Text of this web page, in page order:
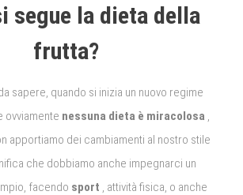
segue la dieta della
frutta?
sapere, quando si inizia un nuovo regime
ovviamente nessuna dieta è miracolosa ,
apportiamo dei cambiamenti al nostro stile
che dobbiamo anche impegnarci un
facendo sport , attività fisica, o anche